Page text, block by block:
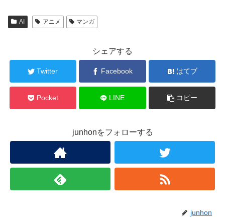
AI アニメ マンガ
シェアする
Twitter Facebook はてブ
Pocket LINE コピー
junhonをフォローする
junhon